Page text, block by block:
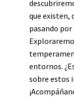
que existen,
pasando
entornos.
sobre estos